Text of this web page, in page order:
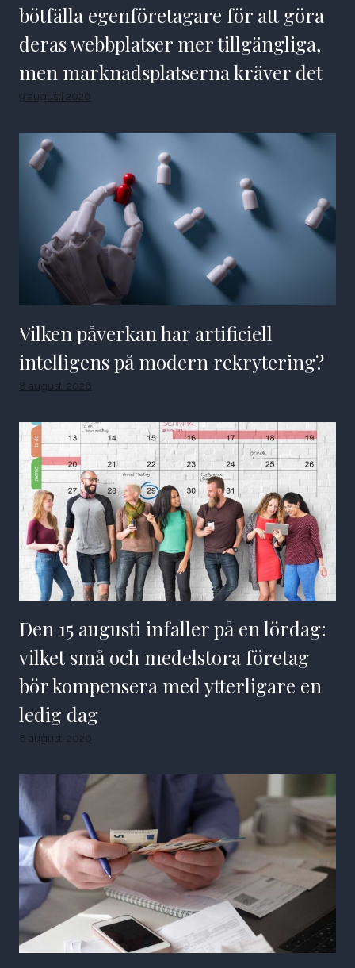
bötfälla egenföretagare för att göra
deras webbplatser mer tillgängliga,
men marknadsplatserna kräver det
9 augusti 2026
Vilken påverkan har artificiell
intelligens på modern rekrytering?
8 augusti 2026
Den 15 augusti infaller på en lördag:
vilket små och medelstora företag
bör kompensera med ytterligare en
ledig dag
8 augusti 2026